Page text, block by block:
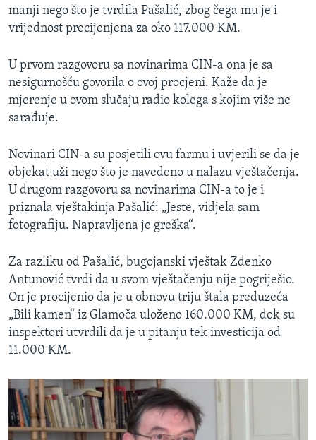
manji nego što je tvrdila Pašalić, zbog čega mu je i
vrijednost precijenjena za oko 117.000 KM.
U prvom razgovoru sa novinarima CIN-a ona je sa
nesigurnošću govorila o ovoj procjeni. Kaže da je
mjerenje u ovom slučaju radio kolega s kojim više ne
sarađuje.
Novinari CIN-a su posjetili ovu farmu i uvjerili se da je
objekat uži nego što je navedeno u nalazu vještačenja.
U drugom razgovoru sa novinarima CIN-a to je i
priznala vještakinja Pašalić: „Jeste, vidjela sam
fotografiju. Napravljena je greška“.
Za razliku od Pašalić, bugojanski vještak Zdenko
Antunović tvrdi da u svom vještačenju nije pogriješio.
On je procijenio da je u obnovu triju štala preduzeća
„Bili kamen“ iz Glamoča uloženo 160.000 KM, dok su
inspektori utvrdili da je u pitanju tek investicija od
11.000 KM.